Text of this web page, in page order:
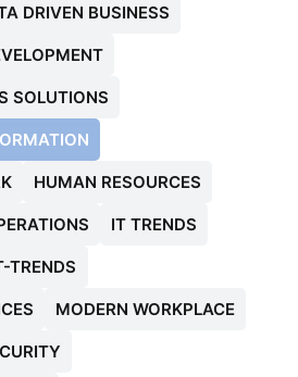
DRIVEN BUSINESS
SOLUTIONS
HUMAN RESOURCES
IT TRENDS
TRENDS
MODERN WORKPLACE